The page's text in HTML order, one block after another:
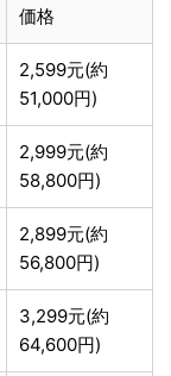
価格
2,599元(約
51,000円)
2,999元(約
58,800円)
2,899元(約
56,800円)
3,299元(約
64,600円)